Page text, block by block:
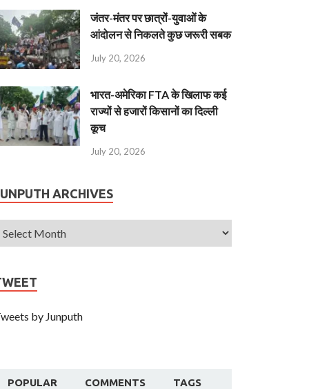
जंतर-मंतर पर छात्रों-युवाओं के
आंदोलन से निकलते कुछ जरूरी सबक
July 20, 2026
भारत-अमेरिका FTA के खिलाफ कई
राज्यों से हजारों किसानों का दिल्ली
कूच
July 20, 2026
ARCHIVES
by Junputh
POPULAR COMMENTS TAGS